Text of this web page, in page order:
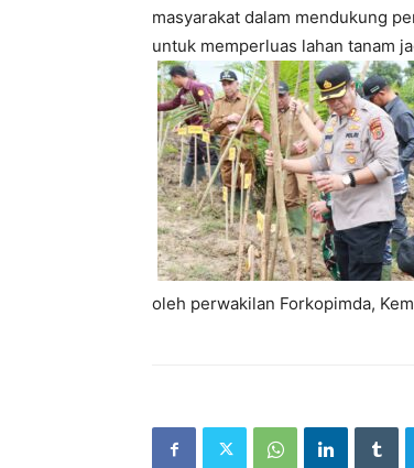
masyarakat dalam mendukung
untuk memperluas lahan tanam
oleh perwakilan Forkopimda,